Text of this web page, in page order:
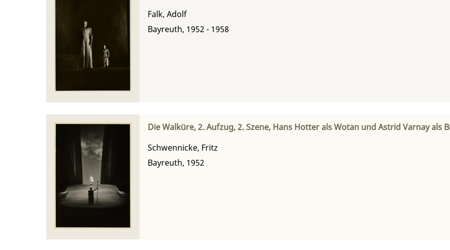
Falk, Adolf
Bayreuth, 1952 - 1958
Die Walküre, 2. Aufzug, 2. Szene, Hans Hotter als Wotan und Astrid Varnay als
Schwennicke, Fritz
Bayreuth, 1952